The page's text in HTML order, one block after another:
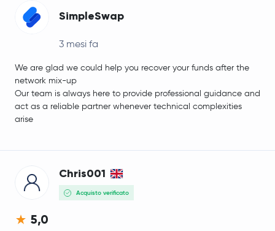
SimpleSwap
3 mesi fa
We are glad we could help you recover your funds after the
network mix-up
Our team is always here to provide professional guidance and
act as a reliable partner whenever technical complexities
arise
Chris001
Acquisto verificato
5,0